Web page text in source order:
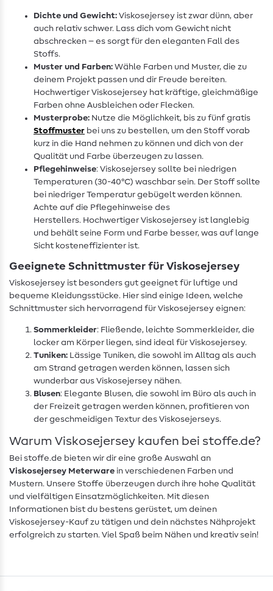
Dichte und Gewicht: Viskosejersey ist zwar dünn, aber
auch relativ schwer. Lass dich vom Gewicht nicht
abschrecken – es sorgt für den eleganten Fall des
Stoffs.
Muster und Farben: Wähle Farben und Muster, die zu
deinem Projekt passen und dir Freude bereiten.
Hochwertiger Viskosejersey hat kräftige, gleichmäßige
Farben ohne Ausbleichen oder Flecken.
Musterprobe: Nutze die Möglichkeit, bis zu fünf gratis
Stoffmuster bei uns zu bestellen, um den Stoff vorab
kurz in die Hand nehmen zu können und dich von der
Qualität und Farbe überzeugen zu lassen.
Pflegehinweise: Viskosejersey sollte bei niedrigen
Temperaturen (30-40°C) waschbar sein. Der Stoff sollte
bei niedriger Temperatur gebügelt werden können.
Achte auf die Pflegehinweise des
Herstellers. Hochwertiger Viskosejersey ist langlebig
und behält seine Form und Farbe besser, was auf lange
Sicht kosteneffizienter ist.
Geeignete Schnittmuster für Viskosejersey
Viskosejersey ist besonders gut geeignet für luftige und
bequeme Kleidungsstücke. Hier sind einige Ideen, welche
Schnittmuster sich hervorragend für Viskosejersey eignen:
Sommerkleider: Fließende, leichte Sommerkleider, die
locker am Körper liegen, sind ideal für Viskosejersey.
Tuniken: Lässige Tuniken, die sowohl im Alltag als auch
am Strand getragen werden können, lassen sich
wunderbar aus Viskosejersey nähen.
Blusen: Elegante Blusen, die sowohl im Büro als auch in
der Freizeit getragen werden können, profitieren von
der geschmeidigen Textur des Viskosejerseys.
Warum Viskosejersey kaufen bei stoffe.de?
Bei stoffe.de bieten wir dir eine große Auswahl an
Viskosejersey Meterware in verschiedenen Farben und
Mustern. Unsere Stoffe überzeugen durch ihre hohe Qualität
und vielfältigen Einsatzmöglichkeiten. Mit diesen
Informationen bist du bestens gerüstet, um deinen
Viskosejersey-Kauf zu tätigen und dein nächstes Nähprojekt
erfolgreich zu starten. Viel Spaß beim Nähen und kreativ sein!